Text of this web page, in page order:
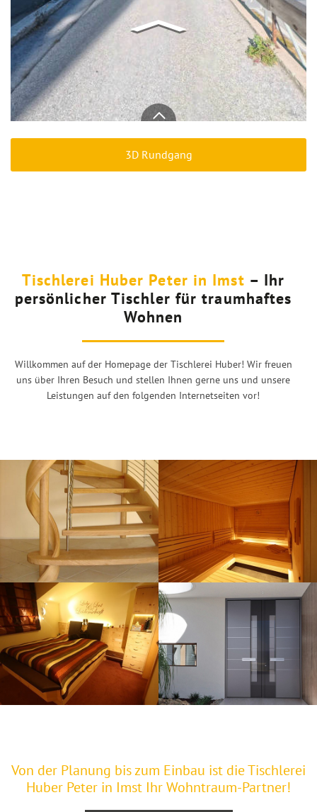
3D Rundgang
Tischlerei Huber Peter in Imst – Ihr
persönlicher Tischler für traumhaftes
Wohnen
Willkommen auf der Homepage der Tischlerei Huber! Wir freuen
uns über Ihren Besuch und stellen Ihnen gerne uns und unsere
Leistungen auf den folgenden Internetseiten vor!
Von der Planung bis zum Einbau ist die Tischlerei
Huber Peter in Imst Ihr Wohntraum-Partner!